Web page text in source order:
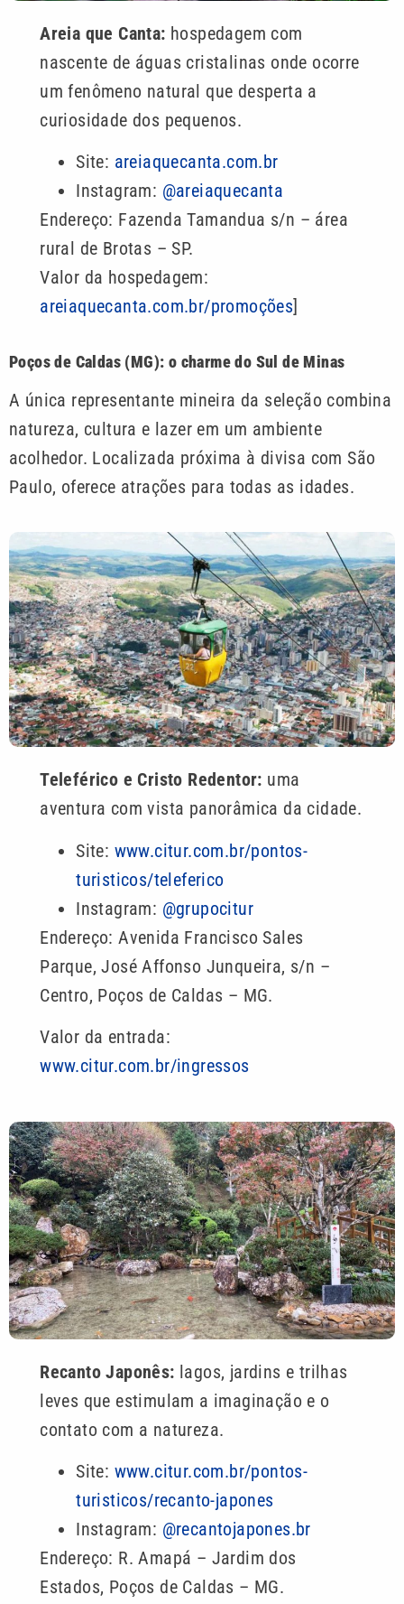
Areia que Canta: hospedagem com
nascente de águas cristalinas onde ocorre
um fenômeno natural que desperta a
curiosidade dos pequenos.
Site: areiaquecanta.com.br
Instagram: @areiaquecanta
Endereço: Fazenda Tamandua s/n – área
rural de Brotas – SP.
Valor da hospedagem:
areiaquecanta.com.br/promoções]
Poços de Caldas (MG): o charme do Sul de Minas
A única representante mineira da seleção combina
natureza, cultura e lazer em um ambiente
acolhedor. Localizada próxima à divisa com São
Paulo, oferece atrações para todas as idades.
Teleférico e Cristo Redentor: uma
aventura com vista panorâmica da cidade.
Site: www.citur.com.br/pontos-
turisticos/teleferico
Instagram: @grupocitur
Endereço: Avenida Francisco Sales
Parque, José Affonso Junqueira, s/n –
Centro, Poços de Caldas – MG.
Valor da entrada:
www.citur.com.br/ingressos
Recanto Japonês: lagos, jardins e trilhas
leves que estimulam a imaginação e o
contato com a natureza.
Site: www.citur.com.br/pontos-
turisticos/recanto-japones
Instagram: @recantojapones.br
Endereço: R. Amapá – Jardim dos
Estados, Poços de Caldas – MG.